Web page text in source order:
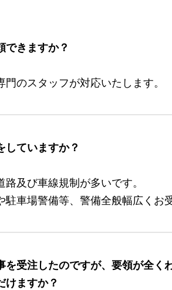
できますか？
のスタッフが対応いたします。
していますか？
及び車線規制が多いです。
駐車場警備等、警備全般幅広くお
受注したのですが、要領が全く
けますか？